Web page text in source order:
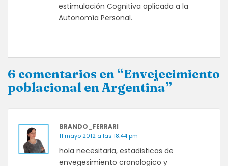
estimulación Cognitiva aplicada a la
Autonomía Personal.
6 comentarios en “Envejecimiento
poblacional en Argentina”
BRANDO_FERRARI
11 mayo 2012 a las 18:44 pm
hola necesitaria, estadisticas de
envegesimiento cronologico y